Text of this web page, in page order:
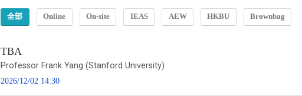
全部 Online On-site IEAS AEW HKBU Brownbag
TBA
Professor Frank Yang (Stanford University)
2026/12/02 14:30